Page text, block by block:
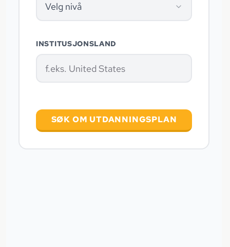
Velg nivå
INSTITUSJONSLAND
SØK OM UTDANNINGSPLAN